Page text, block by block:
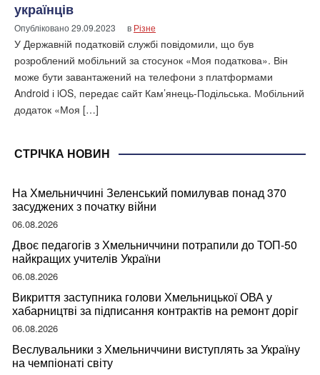
українців
Опубліковано29.09.2023 в Різне
У Державній податковій службі повідомили, що був
розроблений мобільний за стосунок «Моя податкова». Він
може бути завантажений на телефони з платформами
Android і iOS, передає сайт Кам’янець-Подільська. Мобільний
додаток «Моя […]
СТРІЧКА НОВИН
На Хмельниччині Зеленський помилував понад 370
засуджених з початку війни
06.08.2026
Двоє педагогів з Хмельниччини потрапили до ТОП-50
найкращих учителів України
06.08.2026
Викриття заступника голови Хмельницької ОВА у
хабарництві за підписання контрактів на ремонт доріг
06.08.2026
Веслувальники з Хмельниччини виступлять за Україну
на чемпіонаті світу